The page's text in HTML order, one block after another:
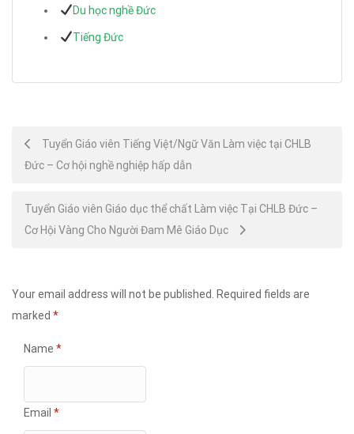
Du học nghề Đức
Tiếng Đức
Post
navigation
Tuyển Giáo viên Tiếng Việt/Ngữ Văn Làm việc tại CHLB
Đức – Cơ hội nghề nghiệp hấp dẫn
Tuyển Giáo viên Giáo dục thể chất Làm việc Tại CHLB Đức –
Cơ Hội Vàng Cho Người Đam Mê Giáo Dục
Your email address will not be published.
Required fields are
marked *
Name *
Email *